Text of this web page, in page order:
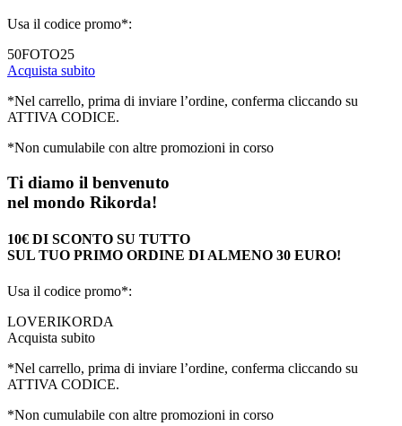
Usa il codice promo*:
50FOTO25
Acquista subito
*Nel carrello, prima di inviare l’ordine, conferma cliccando su
ATTIVA CODICE.
*Non cumulabile con altre promozioni in corso
Ti diamo il benvenuto
nel mondo Rikorda!
10€ DI SCONTO SU TUTTO
SUL TUO PRIMO ORDINE DI ALMENO 30 EURO!
Usa il codice promo*:
LOVERIKORDA
Acquista subito
*Nel carrello, prima di inviare l’ordine, conferma cliccando su
ATTIVA CODICE.
*Non cumulabile con altre promozioni in corso